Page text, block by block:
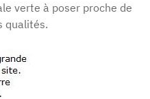
verte à poser proche de
qualités.